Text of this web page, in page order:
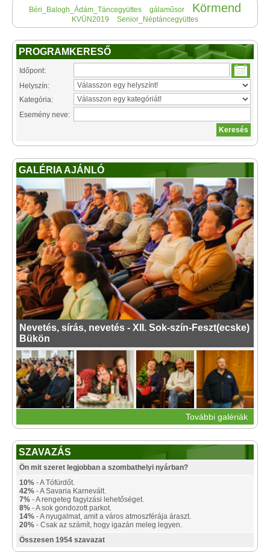
Béri_Balogh_Ádám_Táncegyüttes gálaműsor Körmend
KVÜN2019 Senior_Néptáncegyüttes
PROGRAMKERESŐ
Időpont:
Helyszín:
Kategória:
Esemény neve:
GALÉRIA AJÁNLÓ
Nevetés, sírás, nevetés - XII. Sok-szín-Feszt(ecske)
Bükön
További galériák
SZAVAZÁS
Ön mit szeret legjobban a szombathelyi nyárban?
10% - A Tófürdőt.
42% - A Savaria Karnevált.
7% - A rengeteg fagyizási lehetőséget.
8% - A sok gondozott parkot.
14% - A nyugalmat, amit a város atmoszférája áraszt.
20% - Csak az számít, hogy igazán meleg legyen.
Összesen 1954 szavazat